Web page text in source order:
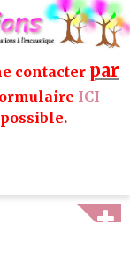
contacter par
ICI